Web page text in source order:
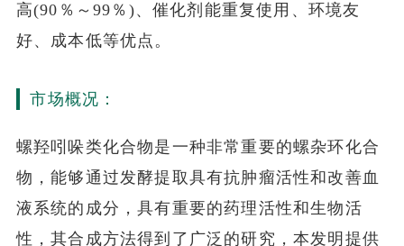
高(90％～99％)、催化剂能重复使用、环境友
好、成本低等优点。
市场概况：
螺羟吲哚类化合物是一种非常重要的螺杂环化合
物，能够通过发酵提取具有抗肿瘤活性和改善血
液系统的成分，具有重要的药理活性和生物活
性，其合成方法得到了广泛的研究，本发明提供